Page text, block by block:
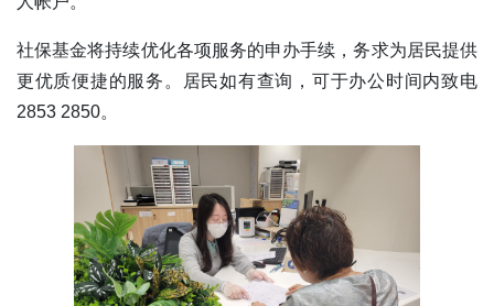
社保基金将持续优化各项服务的申办手续，务求为居民提供
更优质便捷的服务。居民如有查询，可于办公时间内致电
2853 2850。